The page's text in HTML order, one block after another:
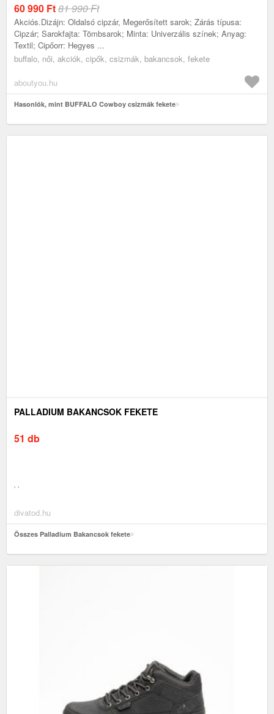
60 990 Ft81 990 Ft
Akciós.Dizájn: Oldalsó cipzár, Megerősített sarok; Zárás típusa:
Cipzár; Sarokfajta: Tömbsarok; Minta: Univerzális színek; Anyag:
Textil; Cipőorr: Hegyes ...
buffalo, női, akciók, cipők, csizmák, bakancsok, fekete
aboutyou.hu
Hasonlók, mint BUFFALO Cowboy csizmák fekete
PALLADIUM BAKANCSOK FEKETE
51 db
' '
divatod.hu
Összes Palladium Bakancsok fekete